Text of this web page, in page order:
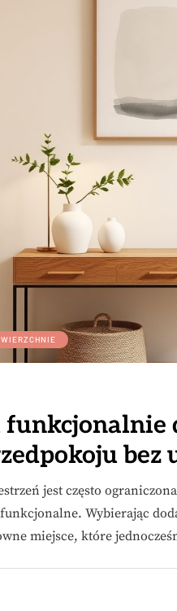
bez
jest często
Wybierając
miejsce, które